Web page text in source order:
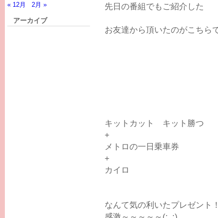
« 12月 2月 »
アーカイブ
先日の番組でもご紹介した
お友達から頂いたのがこちら
キットカット キット勝つ
+
メトロの一日乗車券
+
カイロ
なんて気の利いたプレゼント